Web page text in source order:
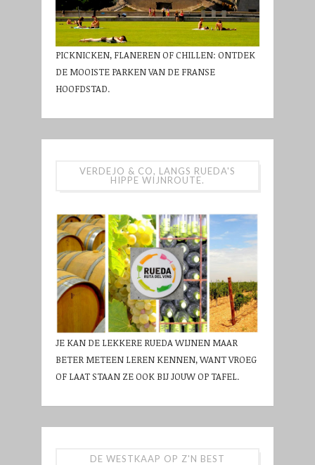
PICKNICKEN, FLANEREN OF CHILLEN: ONTDEK
DE MOOISTE PARKEN VAN DE FRANSE
HOOFDSTAD.
VERDEJO & CO, LANGS RUEDA'S
HIPPE WIJNROUTE.
JE KAN DE LEKKERE RUEDA WIJNEN MAAR
BETER METEEN LEREN KENNEN, WANT VROEG
OF LAAT STAAN ZE OOK BIJ JOUW OP TAFEL.
DE WESTKAAP OP Z'N BEST